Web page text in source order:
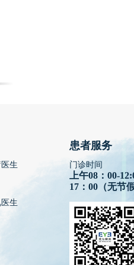
生
生
患者服务
门诊时间
上午08：00-
17：00（无节